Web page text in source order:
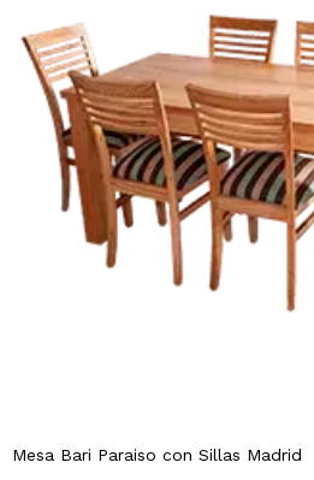
Mesa Bari Paraiso con Sillas Madrid